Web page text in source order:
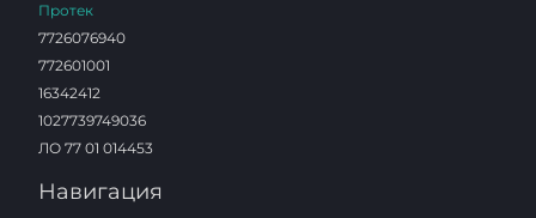
Протек
7726076940
772601001
16342412
1027739749036
ЛО 77 01 014453
Навигация